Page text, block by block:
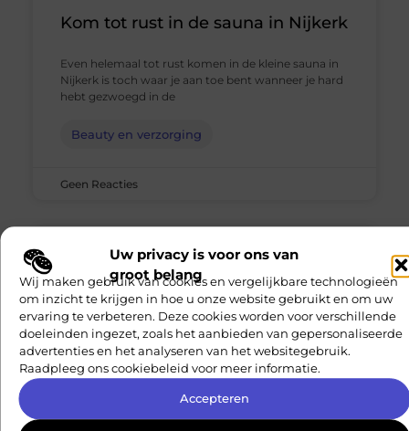
Uw privacy is voor ons van
groot belang
Wij maken gebruik van cookies en vergelijkbare technologieën
om inzicht te krijgen in hoe u onze website gebruikt en om uw
ervaring te verbeteren. Deze cookies worden voor verschillende
doeleinden ingezet, zoals het aanbieden van gepersonaliseerde
advertenties en het analyseren van het websitegebruik.
Raadpleeg ons cookiebeleid voor meer informatie.
Accepteren
Kom tot rust in de sauna in Nijkerk
Even helemaal tot rust komen in de kleine sauna in
Nijkerk is toch waar je aan toe bent wanneer je hard
hebt gezwoegd in de
Beauty en verzorging
Geen Reacties